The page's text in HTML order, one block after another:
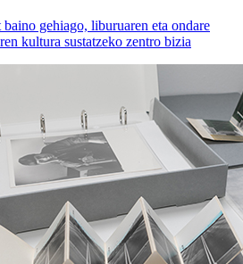
gehiago, liburuaren eta ondare
kultura sustatzeko zentro bizia